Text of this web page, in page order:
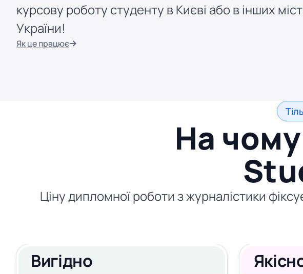
курсову роботу студенту в Києві або в інших
України!
Як це працює
На чому
Ціну дипломної роботи з журналістики
Вигідно